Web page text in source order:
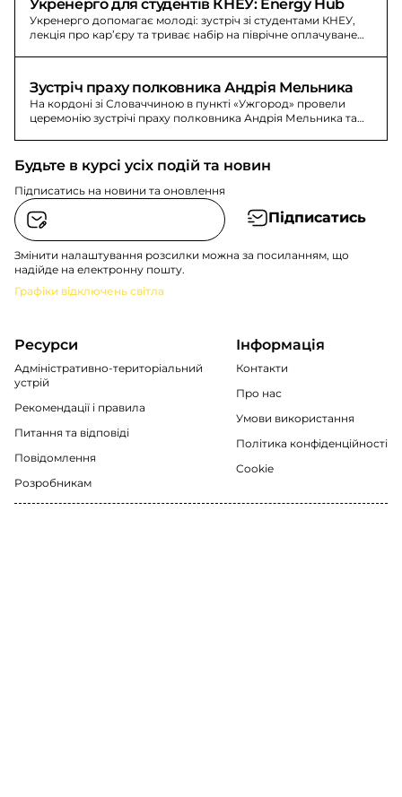
Укренерго для студентів КНЕУ: Energy Hub
Укренерго допомагає молоді: зустріч зі студентами КНЕУ,
лекція про кар’єру та триває набір на піврічне оплачуване
Зустріч праху полковника Андрія Мельника
На кордоні зі Словаччиною в пункті «Ужгород» провели
церемонію зустрічі праху полковника Андрія Мельника та
Будьте в курсі усіх подій та новин
Підписатись на новини та оновлення
Підписатись
Змінити налаштування розсилки можна за посиланням, що
надійде на електронну пошту.
Графіки відключень світла
Ресурси
Адміністративно-територіальний
устрій
Рекомендації i правила
Питання та відповіді
Повідомлення
Розробникам
Інформація
Контакти
Про нас
Умови використання
Політика конфіденційності
Cookie